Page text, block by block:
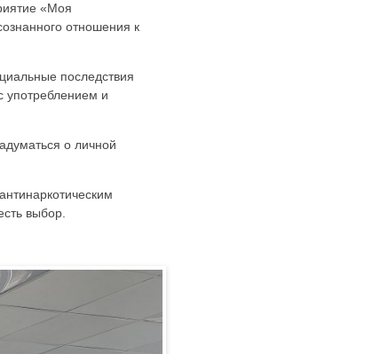
«Моя
отношения к
последствия
употреблением и
о личной
выбор.